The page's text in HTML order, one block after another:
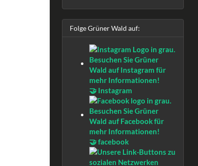
Folge Grüner Wald auf:
🤝 Instagram
🤝 facebook